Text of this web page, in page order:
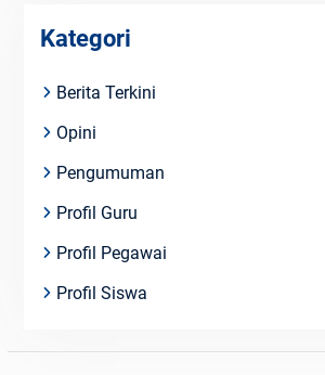
Kategori
Berita Terkini
Opini
Pengumuman
Profil Guru
Profil Pegawai
Profil Siswa